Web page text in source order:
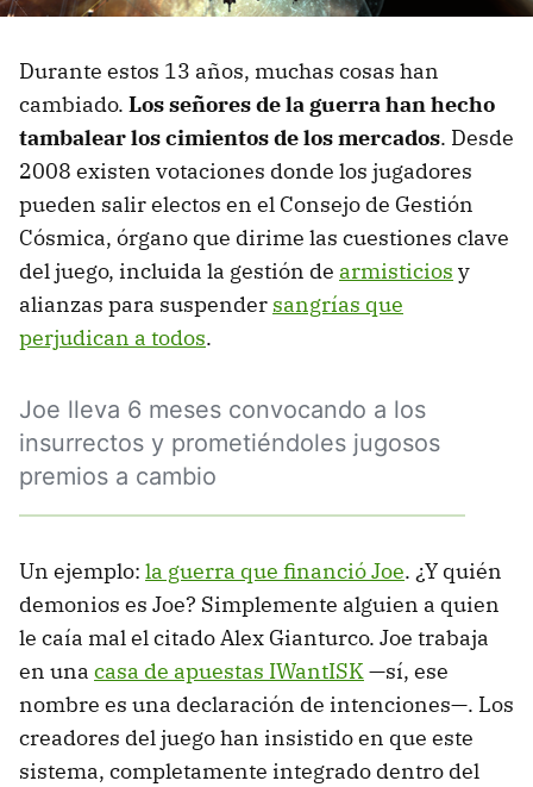
Durante estos 13 años, muchas cosas han
cambiado. Los señores de la guerra han hecho
tambalear los cimientos de los mercados. Desde
2008 existen votaciones donde los jugadores
pueden salir electos en el Consejo de Gestión
Cósmica, órgano que dirime las cuestiones clave
del juego, incluida la gestión de armisticios y
alianzas para suspender sangrías que
perjudican a todos.
Joe lleva 6 meses convocando a los
insurrectos y prometiéndoles jugosos
premios a cambio
Un ejemplo: la guerra que financió Joe. ¿Y quién
demonios es Joe? Simplemente alguien a quien
le caía mal el citado Alex Gianturco. Joe trabaja
en una casa de apuestas IWantISK—sí, ese
nombre es una declaración de intenciones—. Los
creadores del juego han insistido en que este
sistema, completamente integrado dentro del